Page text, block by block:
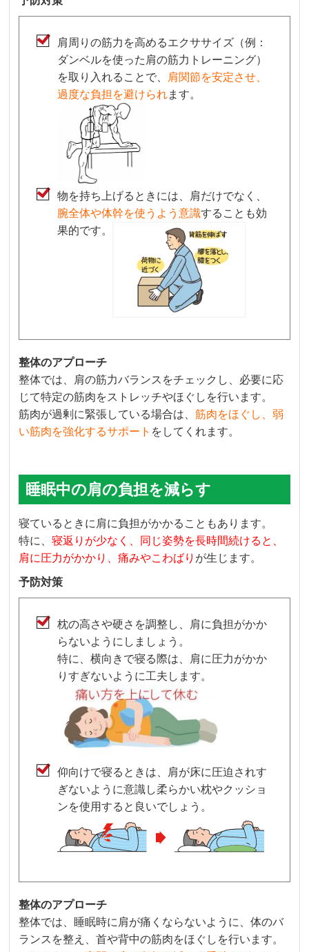
肩周りの筋力を高めるエクササイズ（例：
ダンベルを使った肩の筋力トレーニング）
を取り入れることで、 肩関節を安定させ、
過度な負担を避けられます。
物を持ち上げるときには、肩だけでなく、
腕全体や体幹を使うよう意識することも効
果的です。
整体のアプローチ
整体では、肩の筋力バランスをチェックし、必要に応
じて特定の筋肉をストレッチやほぐしを行います。
筋肉が過剰に緊張している場合は、筋肉をほぐし、弱
い筋肉を強化するサポート をしてくれます。
睡眠中の肩の負担を減らす
寝ているときに肩に負担がかかることもあります。
特に、寝返りが少なく、同じ姿勢を長時間続けると、
肩に圧力がかかり、痛みやこわばり が生じます。
予防対策
枕の高さや硬さを調整し、肩に負担がかか
らないようにしましょう。
特に、横向きで寝る際は、肩に圧力がかか
りすぎないように工夫します。
仰向けで寝るときは、肩が床に圧迫されす
ぎないように意識し柔らかい枕やクッショ
ンを使用すると良いでしょう。
整体のアプローチ
整体では、睡眠時に肩が痛くならないように、体のバ
ランスを整え、首や背中の筋肉をほぐしを行います。